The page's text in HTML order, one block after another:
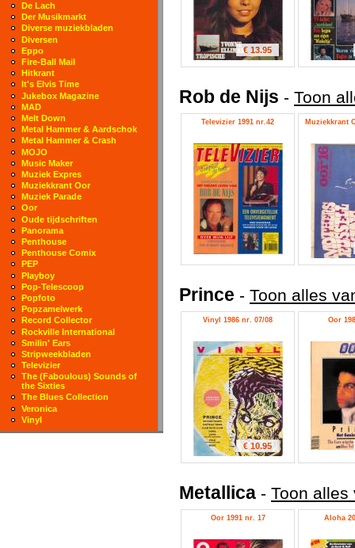
€ 13.95
Rob de Nijs - Toon
Televizier 1991 nr.42 Muziekkrant
Prince - Toon alles
Vinyl 1986 nr. 07/08
€ 10.95
Oor
Metallica - Toon alles
Oor 1991 nr. 17 Aloha
De Lach
Der Musikmarkt
Diverse muziekbladen
Diversen
Eppo
Fire-Ball Mail
Hitkrant
It's Elvis Time
Jukebox Magazine
MAD
Melt Down
Metal Hammer & Aardschok
Metal Hammer & Crash
MOJO
Music Maker
Muziek Expres
Muziekkrant Oor
Muziek Parade
Oor
Oude tijdschriften
Panorama
Penthouse
Penthouse Comix
PEP
Playboy
Pop-Telescoop
Popfoto
Popzamelwerk
Record Collector
Rockville International
Smilin' Ears
Stripweekbladen
Televizier
The (Faboulous) Sounds of
the Sixties
The Blues Collection
Veronica
Vinyl